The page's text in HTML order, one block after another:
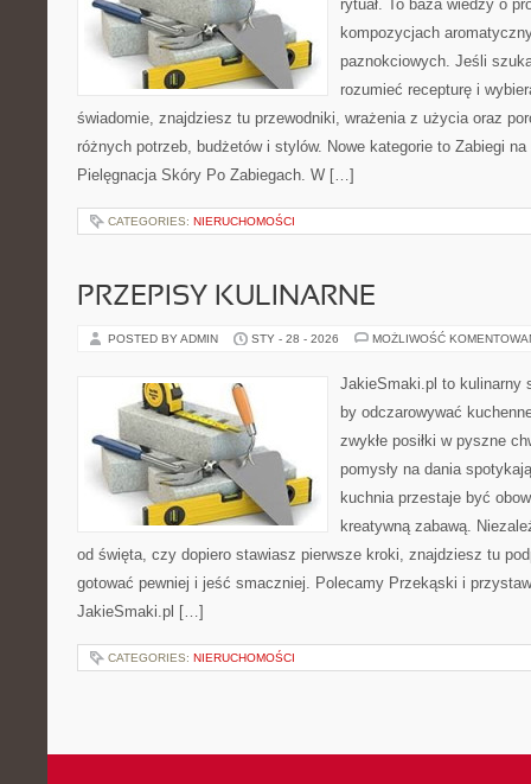
rytuał. To baza wiedzy o
kompozycjach
paznokciowych. Jeśli
rozumieć recepturę i
świadomie, znajdziesz tu przewodniki, wrażenia z użycia oraz
różnych potrzeb, budżetów i stylów. Nowe kategorie to Zabiegi
Pielęgnacja Skóry Po Zabiegach. W […]
CATEGORIES: NIERUCHOMOŚCI
PRZEPISY KULINARNE
POSTED BY ADMIN STY - 28 - 2026 MOŻLIWOŚĆ
JakieSmaki.pl to kulinarny
by odczarowywać
zwykłe posiłki w pyszne
pomysły na dania
kuchnia przestaje być
kreatywną zabawą.
od święta, czy dopiero stawiasz pierwsze kroki, znajdziesz tu
gotować pewniej i jeść smaczniej. Polecamy Przekąski i
JakieSmaki.pl […]
CATEGORIES: NIERUCHOMOŚCI